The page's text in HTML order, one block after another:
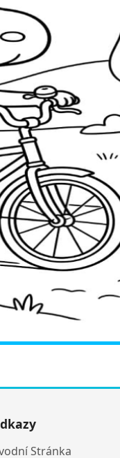
Stránka